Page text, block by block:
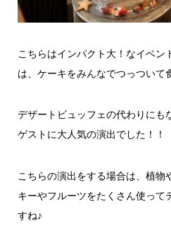
こちらはインパクト大！なイベン
は、ケーキをみんなでつっつい
デザートビュッフェの代わりにも
ゲストに大人気の演出でした！！
こちらの演出をする場合は、植物
キーやフルーツをたくさん使って
すね♪